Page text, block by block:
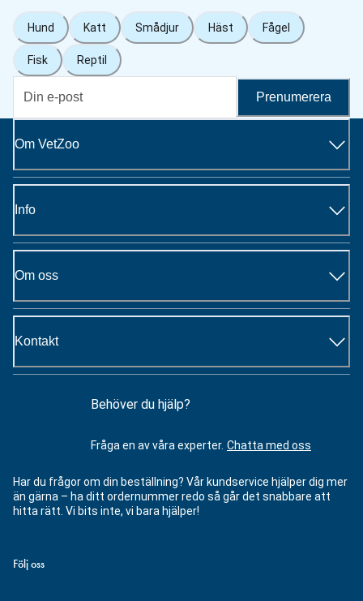
Hund Katt Smådjur Häst Fågel
Fisk Reptil
Prenumerera
Om VetZoo
Info
Om oss
Kontakt
Behöver du hjälp?
Fråga en av våra experter. Chatta med oss
Har du frågor om din beställning? Vår kundservice hjälper dig mer
än gärna – ha ditt ordernummer redo så går det snabbare att
hitta rätt. Vi bits inte, vi bara hjälper!
Följ oss